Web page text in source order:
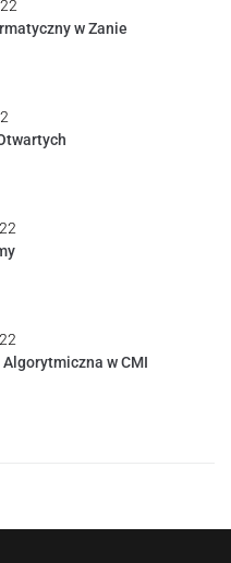
w Zanie
Algorytmiczna w CMI